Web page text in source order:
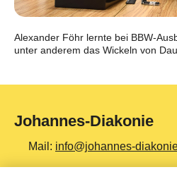
Alexander Föhr lernte bei BBW-
unter anderem das Wickeln von
Johannes-Diakonie
Mail: info@johannes-